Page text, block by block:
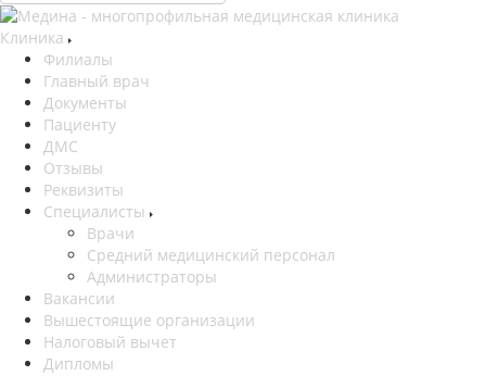
Клиника
Филиалы
Главный врач
Документы
Пациенту
ДМС
Отзывы
Реквизиты
Специалисты
Врачи
Средний медицинский персонал
Администраторы
Вакансии
Вышестоящие организации
Налоговый вычет
Дипломы